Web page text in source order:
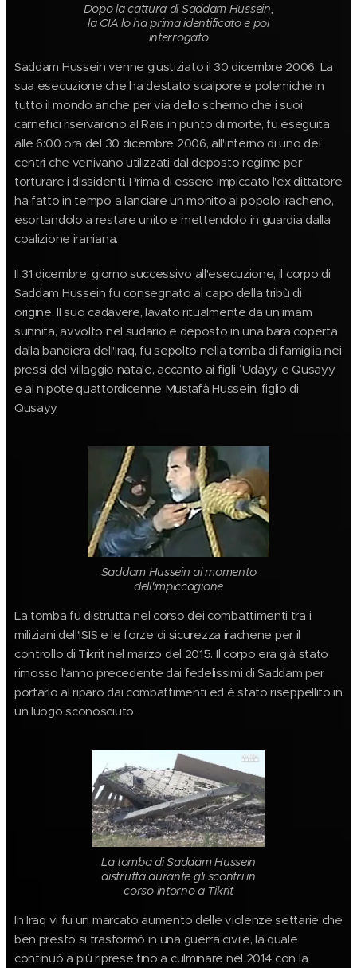
Dopo la cattura di Saddam Hussein,
la CIA lo ha prima identificato e poi
interrogato
Saddam Hussein venne giustiziato il 30 dicembre 2006. La
sua esecuzione che ha destato scalpore e polemiche in
tutto il mondo anche per via dello scherno che i suoi
carnefici riservarono al Rais in punto di morte, fu eseguita
alle 6:00 ora del 30 dicembre 2006, all'interno di uno dei
centri che venivano utilizzati dal deposto regime per
torturare i dissidenti. Prima di essere impiccato l'ex dittatore
ha fatto in tempo a lanciare un monito al popolo iracheno,
esortandolo a restare unito e mettendolo in guardia dalla
coalizione iraniana.
Il 31 dicembre, giorno successivo all'esecuzione, il corpo di
Saddam Hussein fu consegnato al capo della tribù di
origine. Il suo cadavere, lavato ritualmente da un imam
sunnita, avvolto nel sudario e deposto in una bara coperta
dalla bandiera dell'Iraq, fu sepolto nella tomba di famiglia nei
pressi del villaggio natale, accanto ai figli ʿUdayy e Qusayy
e al nipote quattordicenne Muṣṭafà Hussein, figlio di
Qusayy.
Saddam Hussein al momento
dell'impiccagione
La tomba fu distrutta nel corso dei combattimenti tra i
miliziani dell'ISIS e le forze di sicurezza irachene per il
controllo di Tikrit nel marzo del 2015. Il corpo era già stato
rimosso l'anno precedente dai fedelissimi di Saddam per
portarlo al riparo dai combattimenti ed è stato riseppellito in
un luogo sconosciuto.
La tomba di Saddam Hussein
distrutta durante gli scontri in
corso intorno a Tikrit
In Iraq vi fu un marcato aumento delle violenze settarie che
ben presto si trasformò in una guerra civile, la quale
continuò a più riprese fino a culminare nel 2014 con la